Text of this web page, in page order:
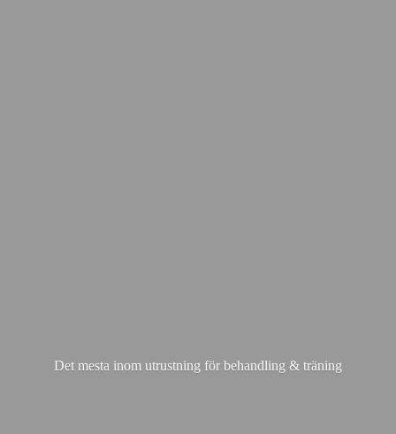
Det mesta inom utrustning för behandling & träning